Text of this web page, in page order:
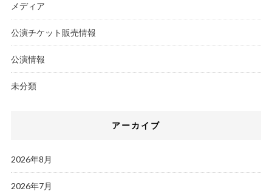
メディア
公演チケット販売情報
公演情報
未分類
アーカイブ
2026年8月
2026年7月